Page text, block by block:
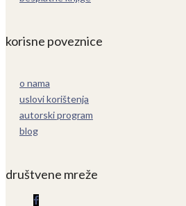
korisne poveznice
o nama
uslovi korištenja
autorski program
blog
društvene mreže